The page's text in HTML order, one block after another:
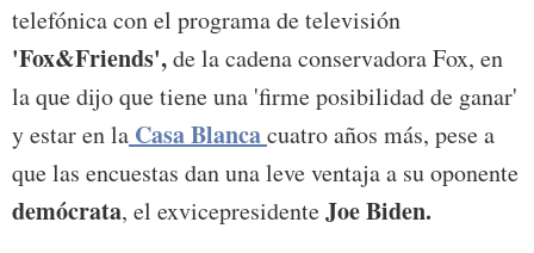
telefónica con el programa de televisión
'Fox&Friends',de la cadena conservadora Fox, en
la que dijo que tiene una 'firme posibilidad de ganar'
y estar en la Casa Blancacuatro años más, pese a
que las encuestas dan una leve ventaja a su oponente
demócrata, el exvicepresidenteJoe Biden.